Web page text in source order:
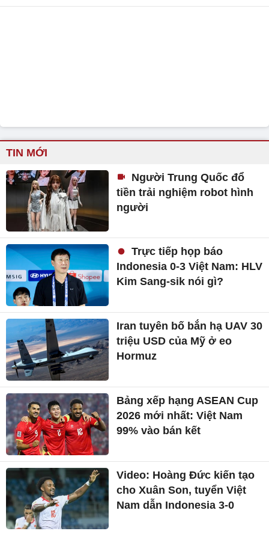
TIN MỚI
Người Trung Quốc đổ
tiền trải nghiệm robot hình
người
Trực tiếp họp báo
Indonesia 0-3 Việt Nam: HLV
Kim Sang-sik nói gì?
Iran tuyên bố bắn hạ UAV 30
triệu USD của Mỹ ở eo
Hormuz
Bảng xếp hạng ASEAN Cup
2026 mới nhất: Việt Nam
99% vào bán kết
Video: Hoàng Đức kiến tạo
cho Xuân Son, tuyển Việt
Nam dẫn Indonesia 3-0